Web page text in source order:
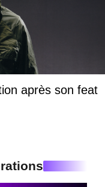
après son feat